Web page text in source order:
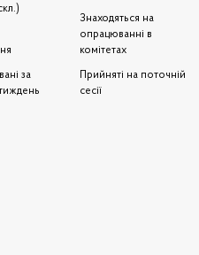
за
Знаходяться на
опрацюванні в
комітетах
Прийняті на поточній
сесії